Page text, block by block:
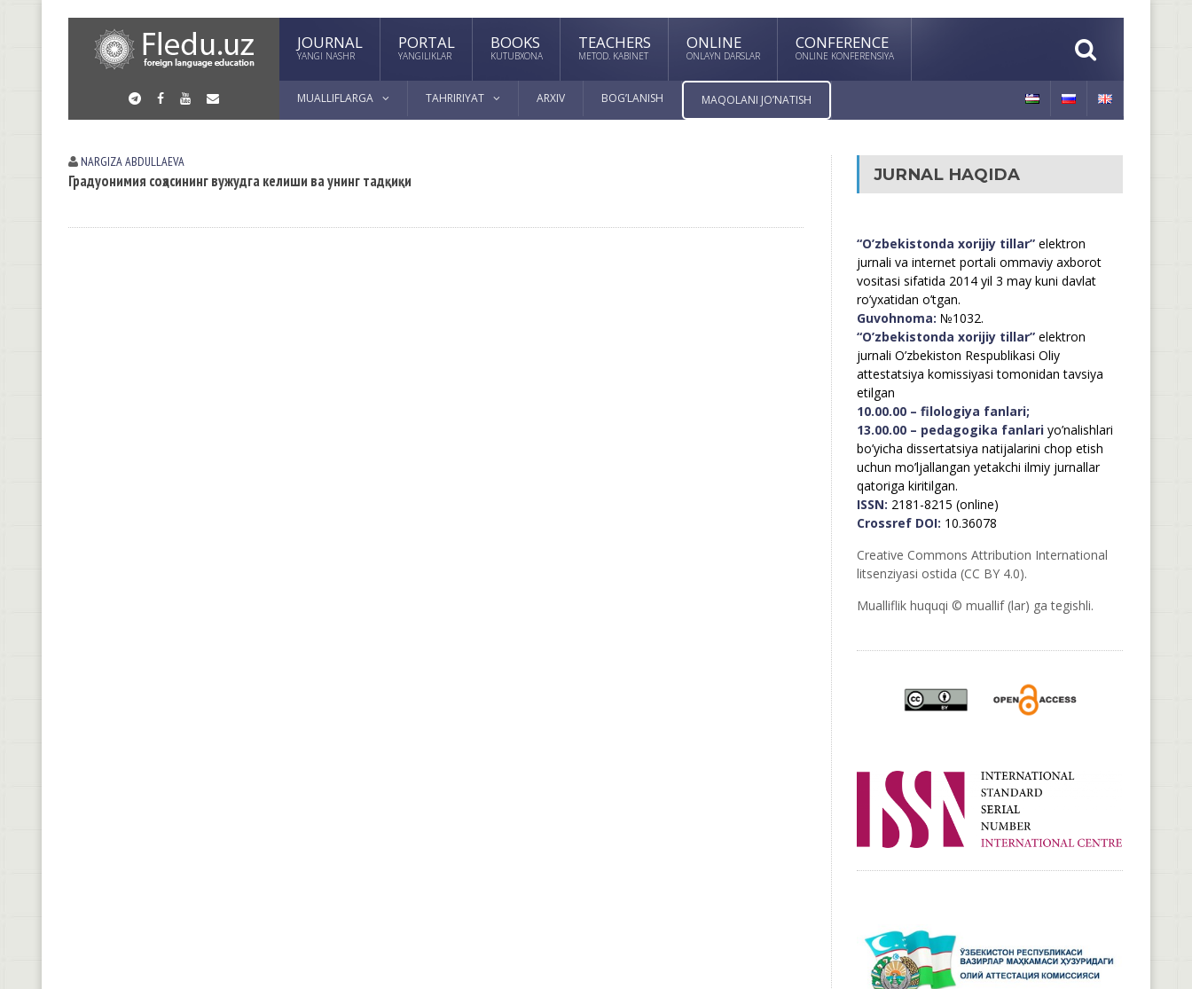
JOURNAL
YANGI NASHR
PORTAL
YANGILIKLAR
BOOKS
KUTUBXONA
TEACHERS
METOD. KABINET
ONLINE
ONLAYN DARSLAR
CONFERENCE
ONLINE KONFERENSIYA
MUALLIFLARGA TAHRIRIYAT ARXIV BOG’LANISH MAQOLANI JO’NATISH
NARGIZA АBDULLАEVА
Градуонимия соҳасининг вужудга келиши ва унинг тадқиқи JURNAL HAQIDA
“O’zbekistonda xorijiy tillar”elektron
jurnali va internet portali ommaviy axborot
vositasi sifatida 2014 yil 3 may kuni davlat
ro’yxatidan o’tgan.
Guvohnoma: №1032.
“O’zbekistonda xorijiy tillar”elektron
jurnali O’zbekiston Respublikasi Oliy
attestatsiya komissiyasi tomonidan tavsiya
etilgan
10.00.00 – filologiya fanlari;
13.00.00 – pedagogika fanlariyo’nalishlari
bo’yicha dissertatsiya natijalarini chop etish
uchun mo’ljallangan yetakchi ilmiy jurnallar
qatoriga kiritilgan.
ISSN: 2181-8215 (online)
Crossref DOI: 10.36078
Creative Commons Attribution International
litsenziyasi ostida (CC BY 4.0).
Mualliflik huquqi © muallif (lar) ga tegishli.